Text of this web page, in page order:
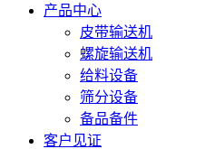
产品中心
皮带输送机
螺旋输送机
给料设备
筛分设备
备品备件
客户见证